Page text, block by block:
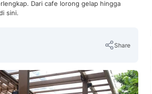
Dari cafe lorong gelap hingga
sini.
Share